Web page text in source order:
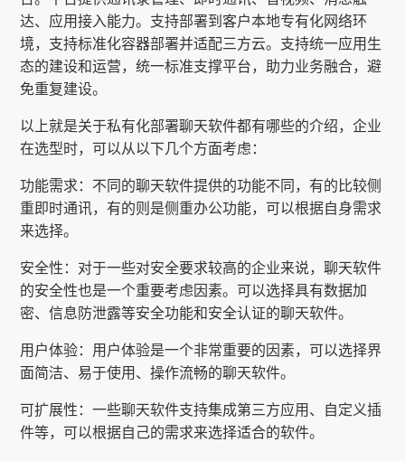
达、应用接入能力。支持部署到客户本地专有化网络环
境，支持标准化容器部署并适配三方云。支持统一应用生
态的建设和运营，统一标准支撑平台，助力业务融合，避
免重复建设。
以上就是关于私有化部署聊天软件都有哪些的介绍，企业
在选型时，可以从以下几个方面考虑：
功能需求：不同的聊天软件提供的功能不同，有的比较侧
重即时通讯，有的则是侧重办公功能，可以根据自身需求
来选择。
安全性：对于一些对安全要求较高的企业来说，聊天软件
的安全性也是一个重要考虑因素。可以选择具有数据加
密、信息防泄露等安全功能和安全认证的聊天软件。
用户体验：用户体验是一个非常重要的因素，可以选择界
面简洁、易于使用、操作流畅的聊天软件。
可扩展性：一些聊天软件支持集成第三方应用、自定义插
件等，可以根据自己的需求来选择适合的软件。